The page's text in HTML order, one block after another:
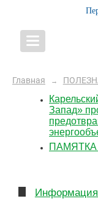
Главная →
Запад»
ПАМЯТКА